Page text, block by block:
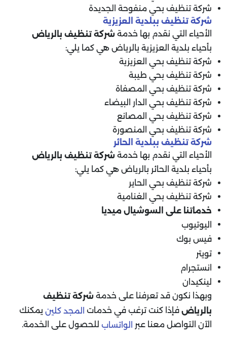
شركة تنظيف بحي منفوحة الجديدة
شركة تنظيف ببلدية العزيزية
الأحياء التي نقدم بها خدمة شركة تنظيف بالرياض
بأحياء بلدية العزيزية بالرياض هي كما يلي:
شركة تنظيف بحي العزيزية
شركة تنظيف بحي طيبة
شركة تنظيف بحي المصفاة
شركة تنظيف بحي الدار البيضاء
شركة تنظيف بحي المصانع
شركة تنظيف بحي المنصورة
شركة تنظيف ببلدية الحائر
الأحياء التي نقدم بها خدمة شركة تنظيف بالرياض
بأحياء بلدية الحائر بالرياض هي كما يلي:
شركة تنظيف بحي الحاير
شركة تنظيف بحي الغنامية
خدماتنا على السوشيال ميديا
اليوتيوب
فيس بوك
تويتر
انستجرام
لينكيدان
وبهذا نكون قد تعرفنا على خدمة شركة تنظيف
بالرياض فإذا كنت ترغب في خدمات المجد كلين يمكنك
الآن التواصل معنا عبر
الواتساب للحصول على الخدمة.